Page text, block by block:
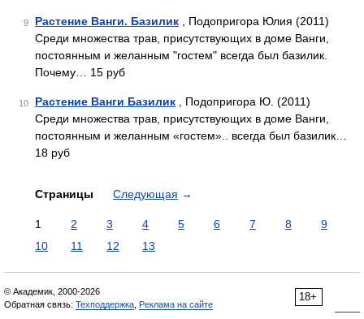
9 Растение Ванги. Базилик , Подопригора Юлия (2011)
Среди множества трав, присутствующих в доме Ванги,
посто­янным и желанным "гостем" всегда был базилик.
Почему… 15 руб
10 Растение Ванги Базилик , Подопригора Ю. (2011)
Среди множества трав, присутствующих в доме Ванги,
постоянным и желанным «гостем».. всегда был базилик…
18 руб
Страницы Следующая →
1 2 3 4 5 6 7 8
9
10
11 12 13
18+
© Академик, 2000-2026
Обратная связь: Техподдержка Реклама на сайте